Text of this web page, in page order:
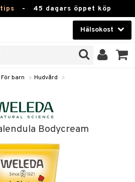
- 45 dagars öppet köp
Hälsokost
För barn » Hudvård
»
Bodycream